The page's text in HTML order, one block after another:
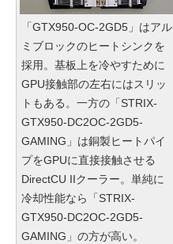
「GTX950-OC-2GD5」はアル
ミブロックのヒートシンクを
採用。基板上を冷やすために
GPU接触部の左右にはスリッ
トもある。一方の「STRIX-
GTX950-DC2OC-2GD5-
GAMING」は銅製ヒートパイ
プをGPUに直接接触させる
DirectCU IIクーラー。単純に
冷却性能なら「STRIX-
GTX950-DC2OC-2GD5-
GAMING」の方が高い。